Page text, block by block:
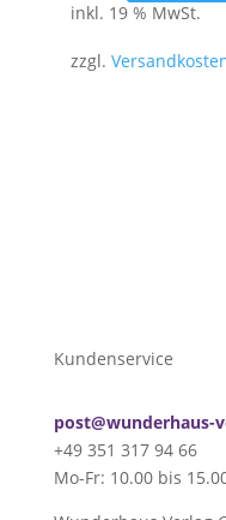
inkl. 19 % MwSt.
zzgl.
Kundenservice
post@wunderhaus-
+49 351 317 94 66
Mo-Fr: 10.00 bis